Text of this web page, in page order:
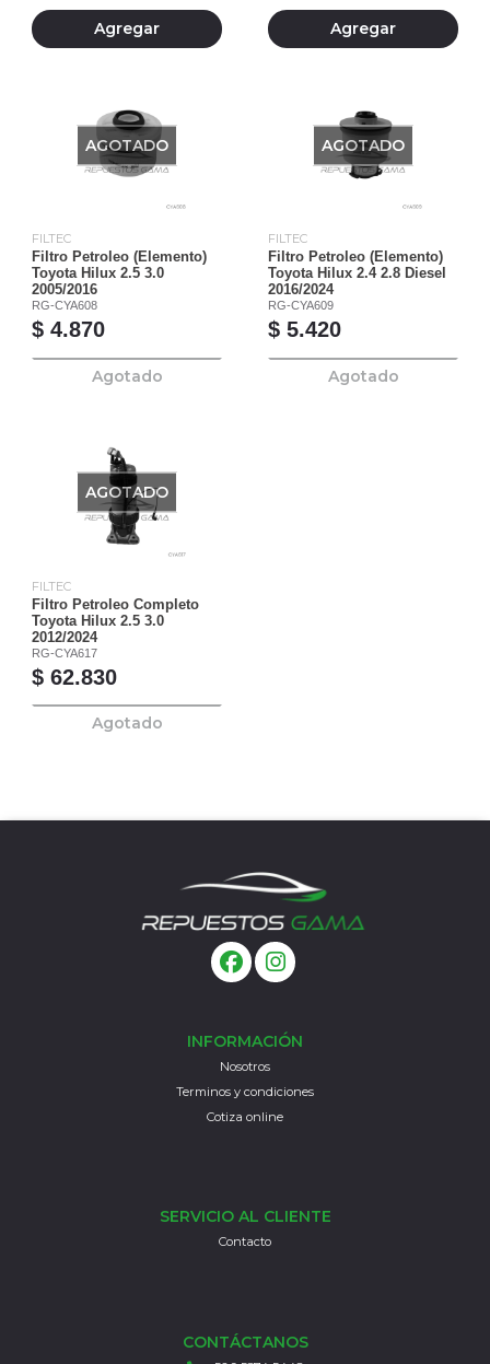
Agregar Agregar
AGOTADO
FILTEC
Filtro Petroleo (Elemento)
Toyota Hilux 2.5 3.0
2005/2016
RG-CYA608
$ 4.870
Agotado
AGOTADO
FILTEC
Filtro Petroleo (Elemento)
Toyota Hilux 2.4 2.8 Diesel
2016/2024
RG-CYA609
$ 5.420
Agotado
AGOTADO
FILTEC
Filtro Petroleo Completo
Toyota Hilux 2.5 3.0
2012/2024
RG-CYA617
$ 62.830
Agotado
INFORMACIÓN
Nosotros
Terminos y condiciones
Cotiza online
SERVICIO AL CLIENTE
Contacto
CONTÁCTANOS